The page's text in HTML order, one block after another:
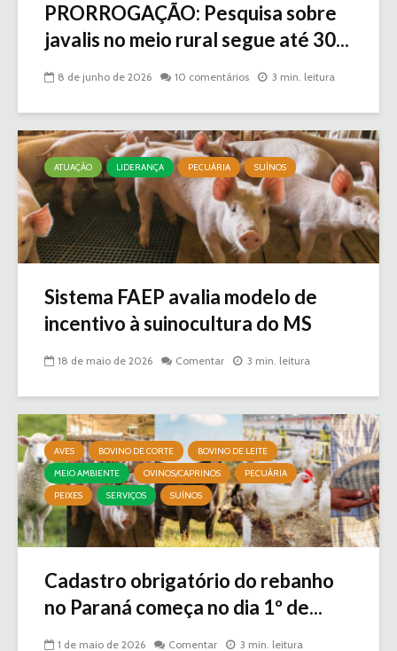
PRORROGAÇÃO: Pesquisa sobre
javalis no meio rural segue até 30...
8 de junho de 2026 10 comentários 3 min. leitura
ATUAÇÃO LIDERANÇA PECUÁRIA SUÍNOS
Sistema FAEP avalia modelo de
incentivo à suinocultura do MS
18 de maio de 2026 Comentar 3 min. leitura
AVES BOVINO DE CORTE
BOVINO DE LEITE
MEIO AMBIENTE
OVINOS/CAPRINOS
PECUÁRIA
PEIXES
SERVIÇOS SUÍNOS
Cadastro obrigatório do rebanho
no Paraná começa no dia 1º de...
1 de maio de 2026 Comentar 3 min. leitura